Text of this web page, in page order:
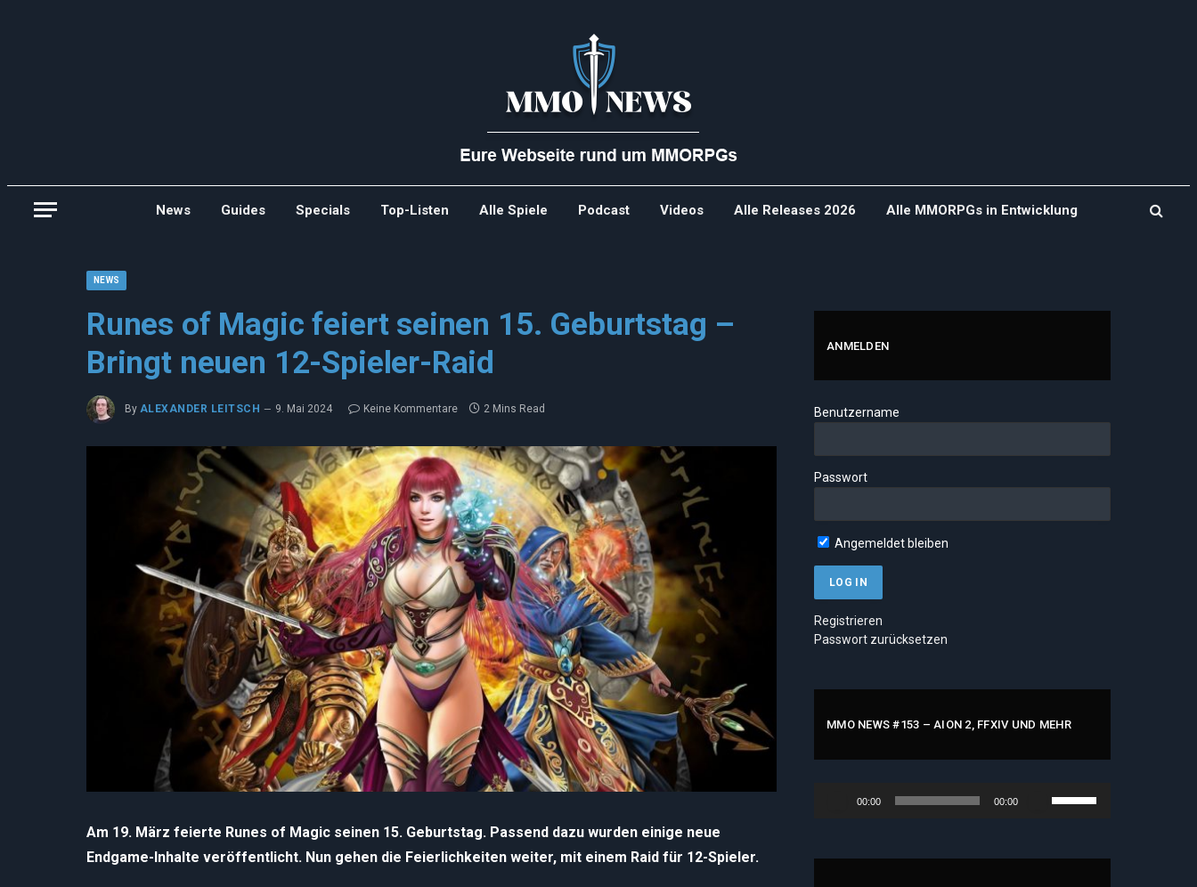
News Guides Specials Top-Listen Alle Spiele Podcast Videos Alle Releases 2026 Alle MMORPGs in Entwicklung
NEWS
Runes of Magic feiert seinen 15. Geburtstag –
Bringt neuen 12-Spieler-Raid
By ALEXANDER LEITSCH 9. Mai 2024 Keine Kommentare 2 Mins Read
Am 19. März feierte Runes of Magic seinen 15. Geburtstag. Passend dazu wurden einige neue
Endgame-Inhalte veröffentlicht. Nun gehen die Feierlichkeiten weiter, mit einem Raid für 12-Spieler.
ANMELDEN
Benutzername
Passwort
Angemeldet bleiben
Registrieren
Passwort zurücksetzen
MMO NEWS #153 – AION 2, FFXIV UND MEHR
00:00 00:00